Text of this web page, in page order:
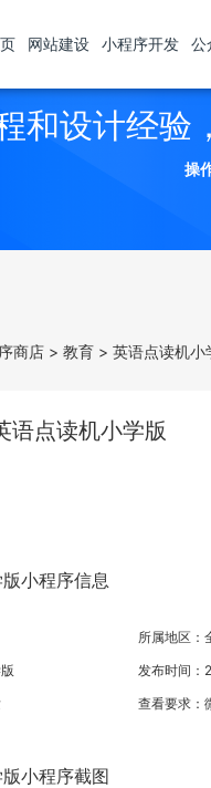
网站建设 小程序开发 公
和设计经验
操
商店 > 教育 > 英语点读机小
语点读机小学版
小程序信息
所属地区：
发布时间
查看要求：
小程序截图